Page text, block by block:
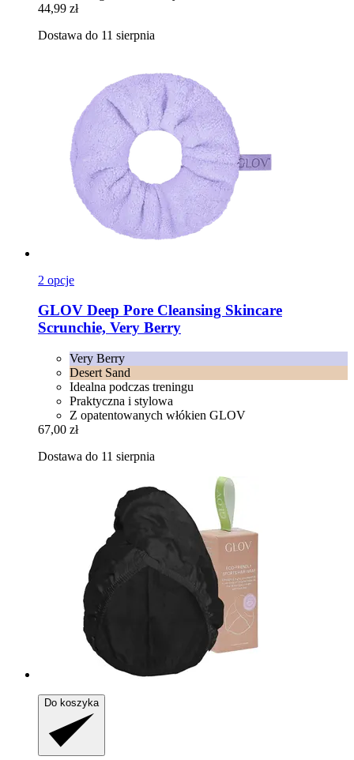
44,99 zł
Dostawa do 11 sierpnia
2 opcje
GLOV Deep Pore Cleansing Skincare
Scrunchie, Very Berry
Very Berry
Desert Sand
Idealna podczas treningu
Praktyczna i stylowa
Z opatentowanych włókien GLOV
67,00 zł
Dostawa do 11 sierpnia
Do koszyka